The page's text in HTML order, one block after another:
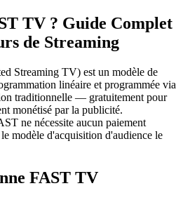
TV ? Guide Complet
de Streaming
Streaming TV) est un modèle de
linéaire et programmée via
traditionnelle — gratuitement pour
monétisé par la publicité.
ne nécessite aucun paiement
modèle d'acquisition d'audience le
FAST TV